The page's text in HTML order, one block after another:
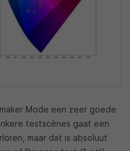
Mode een zeer goede
testscènes gaat een
maar dat is absoluut